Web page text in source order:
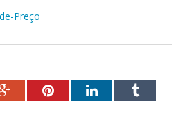
Preço
Google+PinterestLinkedInTumblr